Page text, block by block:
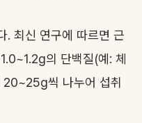
. 최신 연구에 따르면 근
의 단백질(예: 체
씩 나누어 섭취